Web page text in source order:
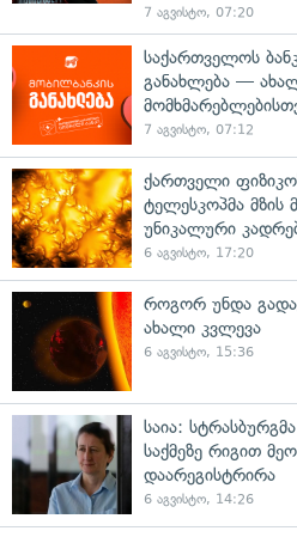
7 აგვისტო, 07:20
საქართველოს
განახლება —
7 აგვისტო, 07:12
ქართველი
ტელესკოპმა მზის
უნიკალური
6 აგვისტო, 17:20
როგორ უნდა
ახალი კვლევა
6 აგვისტო, 15:36
საია:
საქმეზე რიგით
დაარეგისტრირა
6 აგვისტო, 14:26